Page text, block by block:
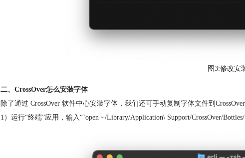
图3:修改安
二、CrossOver怎么安装字体
除了通过 CrossOver 软件中心安装字体，我们还可手动复制字体文件到
1）运行“终端”应用，输入“`open ~/Library/Application\ Support/CrossOver/